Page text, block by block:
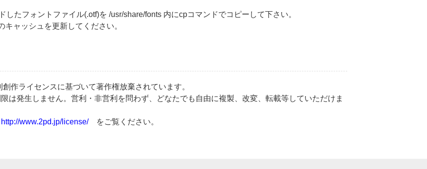
たフォントファイル(.otf)を /usr/share/fonts 内にcpコマンドでコピーして下さい。
ャッシュを更新してください。
作ライセンスに基づいて著作権放棄されています。
は発生しません。営利・非営利を問わず、どなたでも自由に複製、改変、転載等していただけま
http://www.2pd.jp/license/をご覧ください。